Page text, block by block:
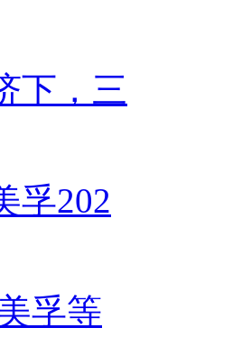
下，三
孚202
孚等